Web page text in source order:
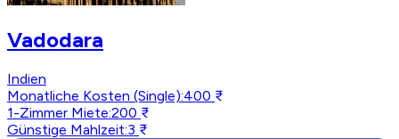
Vadodara
Indien
Monatliche Kosten (Single):400 ₹
1-Zimmer Miete:200 ₹
Günstige Mahlzeit:3 ₹